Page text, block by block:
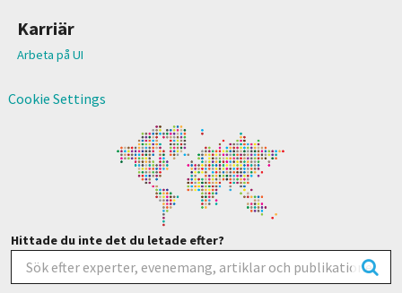
Karriär
Arbeta på UI
Cookie Settings
Hittade du inte det du letade efter?